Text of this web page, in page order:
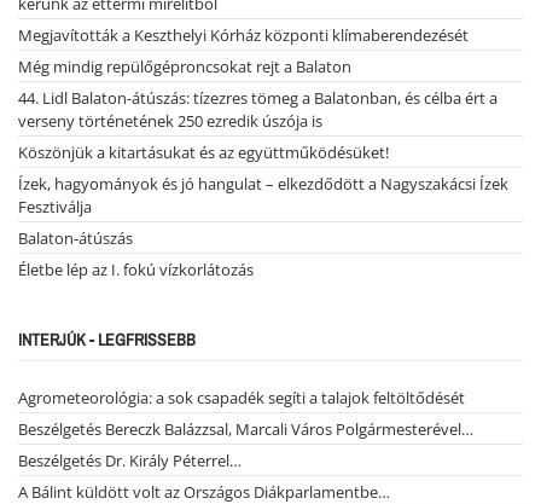
Megjavították a Keszthelyi Kórház központi klímaberendezését
Még mindig repülőgéproncsokat rejt a Balaton
44. Lidl Balaton-átúszás: tízezres tömeg a Balatonban, és célba ért a
verseny történetének 250 ezredik úszója is
Köszönjük a kitartásukat és az együttműködésüket!
Ízek, hagyományok és jó hangulat – elkezdődött a Nagyszakácsi Ízek
Fesztiválja
Balaton-átúszás
Életbe lép az I. fokú vízkorlátozás
INTERJÚK - LEGFRISSEBB
Agrometeorológia: a sok csapadék segíti a talajok feltöltődését
Beszélgetés Bereczk Balázzsal, Marcali Város Polgármesterével…
Beszélgetés Dr. Király Péterrel…
A Bálint küldött volt az Országos Diákparlamentbe…